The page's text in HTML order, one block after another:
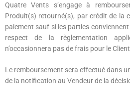
Quatre Vents s’engage à
Produit(s) retourné(s), par crédit de la
paiement sauf si les parties
respect de la règlementation
n’occasionnera pas de frais pour le
Le remboursement sera effectué dans
de la notification au Vendeur de la